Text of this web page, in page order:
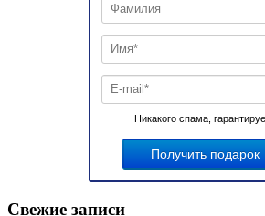
Никакого спама,
Свежие записи